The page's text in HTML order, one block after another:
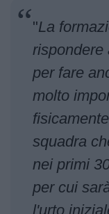
"La
rispondere
per fare
molto
squadra
nei primi
per cui
l'urto